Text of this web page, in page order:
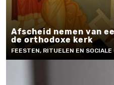
Afscheid nemen van
de orthodoxe kerk
FEESTEN, RITUELEN EN SOCIALE